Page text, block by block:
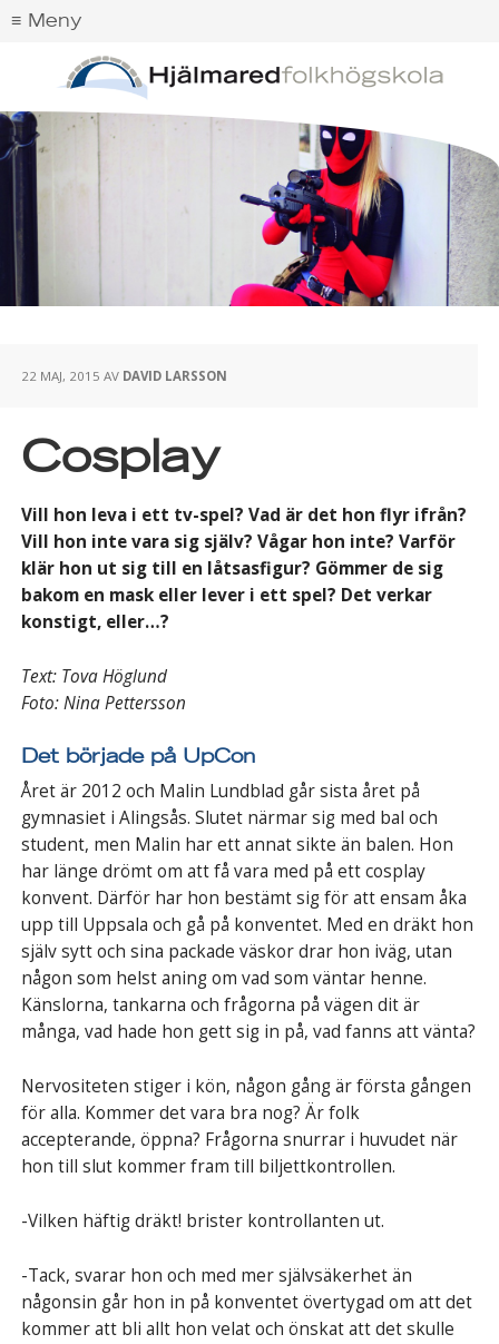
22 MAJ, 2015 AV DAVID LARSSON
Cosplay
Vill hon leva i ett tv-spel? Vad är det hon flyr ifrån?
Vill hon inte vara sig själv? Vågar hon inte? Varför
klär hon ut sig till en låtsasfigur? Gömmer de sig
bakom en mask eller lever i ett spel? Det verkar
konstigt, eller…?
Text: Tova Höglund
Foto: Nina Pettersson
Det började på UpCon
Året är 2012 och Malin Lundblad går sista året på
gymnasiet i Alingsås. Slutet närmar sig med bal och
student, men Malin har ett annat sikte än balen. Hon
har länge drömt om att få vara med på ett cosplay
konvent. Därför har hon bestämt sig för att ensam åka
upp till Uppsala och gå på konventet. Med en dräkt hon
själv sytt och sina packade väskor drar hon iväg, utan
någon som helst aning om vad som väntar henne.
Känslorna, tankarna och frågorna på vägen dit är
många, vad hade hon gett sig in på, vad fanns att vänta?
Nervositeten stiger i kön, någon gång är första gången
för alla. Kommer det vara bra nog? Är folk
accepterande, öppna? Frågorna snurrar i huvudet när
hon till slut kommer fram till biljettkontrollen.
-Vilken häftig dräkt! brister kontrollanten ut.
-Tack, svarar hon och med mer självsäkerhet än
någonsin går hon in på konventet övertygad om att det
kommer att bli allt hon velat och önskat att det skulle